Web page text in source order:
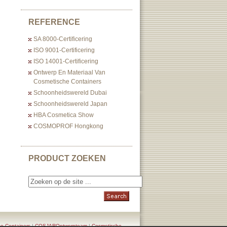
REFERENCE
SA 8000-Certificering
ISO 9001-Certificering
ISO 14001-Certificering
Ontwerp En Materiaal Van
Cosmetische Containers
Schoonheidswereld Dubai
Schoonheidswereld Japan
HBA Cosmetica Show
COSMOPROF Hongkong
PRODUCT ZOEKEN
Containers|COSJAROntwerpteam|Cosmetische